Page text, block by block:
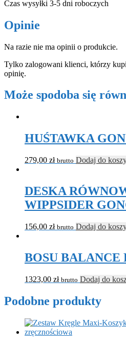
Czas wysyłki 3-5 dni roboczych
Opinie
Na razie nie ma opinii o produkcie.
Tylko zalogowani klienci, którzy
opinię.
Może spodoba się
HUŚTAWKA
279,00 zł brutto Dodaj do
DESKA
WIPPSIDER
156,00 zł brutto Dodaj do
BOSU BALANCE
1323,00 zł brutto Dodaj do
Podobne produkty